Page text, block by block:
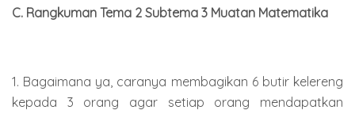
C. Rangkuman Tema 2 Subtema 3 Muatan Matematika
1. Bagaimana ya, caranya membagikan 6 butir kelereng
kepada 3 orang agar setiap orang mendapatkan